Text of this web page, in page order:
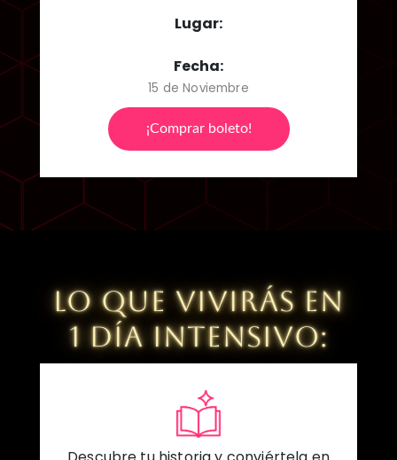
Lugar:
Fecha:
15 de Noviembre
¡Comprar boleto!
LO QUE VIVIRÁS EN
1 DÍA INTENSIVO: